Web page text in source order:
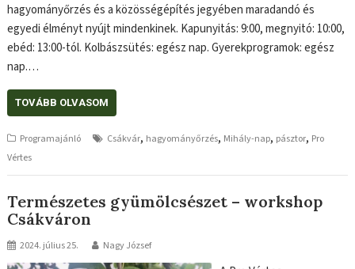
hagyományőrzés és a közösségépítés jegyében maradandó és
egyedi élményt nyújt mindenkinek. Kapunyitás: 9:00, megnyitó: 10:00,
ebéd: 13:00-tól. Kolbászsütés: egész nap. Gyerekprogramok: egész
nap.…
TOVÁBB OLVASOM
Programajánló Csákvár, hagyományőrzés, Mihály-nap, pásztor, Pro
Vértes
Természetes gyümölcsészet – workshop
Csákváron
2024. július 25. Nagy József